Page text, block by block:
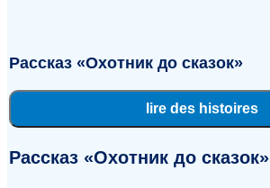
Рассказ «Охотник до сказок»
lire des histoires
Рассказ «Охотник до сказок»